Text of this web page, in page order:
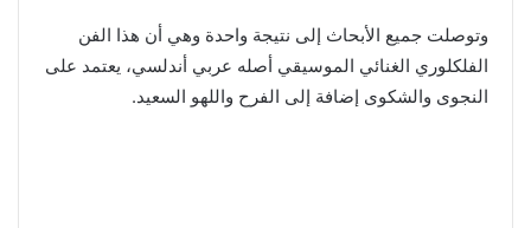
وتوصلت جميع الأبحاث إلى نتيجة واحدة وهي أن هذا الفن
الفلكلوري الغنائي الموسيقي أصله عربي أندلسي، يعتمد على
النجوى والشكوى إضافة إلى الفرح واللهو السعيد.